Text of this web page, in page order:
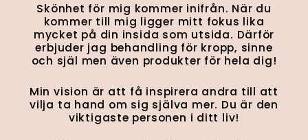
Skönhet för mig kommer inifrån. När du
kommer till mig ligger mitt fokus lika
mycket på din insida som utsida. Därför
erbjuder jag behandling för kropp, sinne
och själ men även produkter för hela dig!
Min vision är att få inspirera andra till att
vilja ta hand om sig själva mer. Du är den
viktigaste personen i ditt liv!